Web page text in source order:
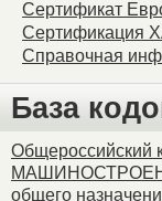
Сертификат
Сертификация
Справочная
База
Общероссийский
общего